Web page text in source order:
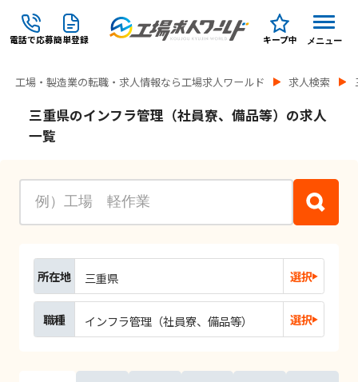
電話で応募簡単登録 キープ中 メニュー
工場・製造業の転職・求人情報なら工場求人ワールド 求人検索
三重県のインフラ管理（社員寮、備品等）の求人
一覧
所在地 三重県 選択
職種 インフラ管理（社員寮、備品等） 選択